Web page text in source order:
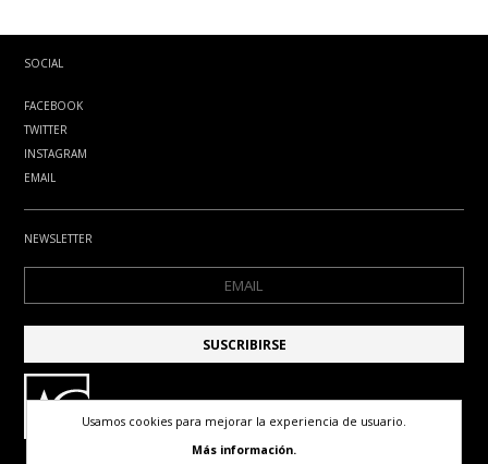
SOCIAL
FACEBOOK
TWITTER
INSTAGRAM
EMAIL
NEWSLETTER
Usamos cookies para mejorar la experiencia de usuario.
Más información.